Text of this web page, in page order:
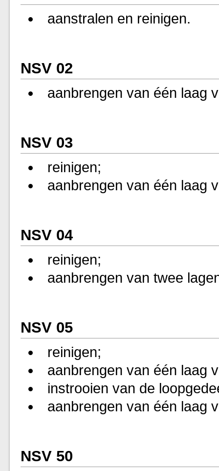
aanstralen en reinigen.
NSV 02
aanbrengen van één laag
NSV 03
reinigen;
aanbrengen van één laag
NSV 04
reinigen;
aanbrengen van twee
NSV 05
reinigen;
aanbrengen van één laag
instrooien van de
aanbrengen van één laag
NSV 50